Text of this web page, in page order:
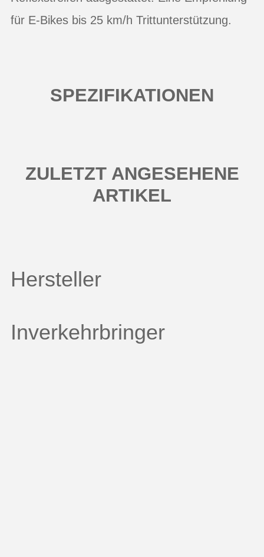
für E-Bikes bis 25 km/h Trittunterstützung.
SPEZIFIKATIONEN
ZULETZT ANGESEHENE
ARTIKEL
Hersteller
Inverkehrbringer